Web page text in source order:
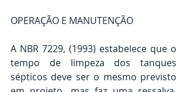
OPERAÇÃO E MANUTENÇÃO
A NBR 7229, (1993) estabelece que o
tempo de limpeza dos tanques
sépticos deve ser o mesmo previsto